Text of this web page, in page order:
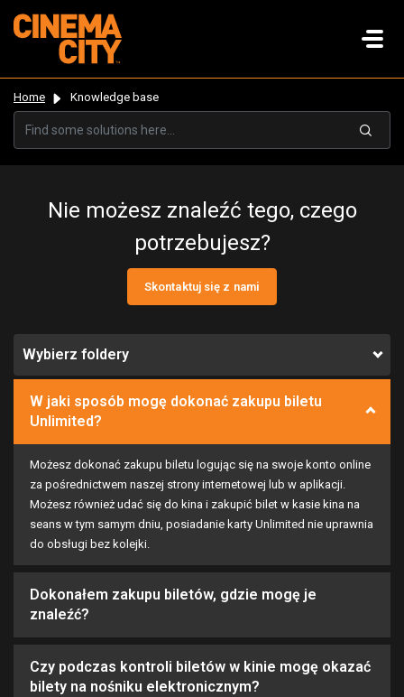
Home Knowledge base
Nie możesz znaleźć tego, czego
potrzebujesz?
Skontaktuj się z nami
Wybierz foldery
W jaki sposób mogę dokonać zakupu biletu
Unlimited?
Możesz dokonać zakupu biletu logując się na swoje konto online
za pośrednictwem naszej strony internetowej lub w aplikacji.
Możesz również udać się do kina i zakupić bilet w kasie kina na
seans w tym samym dniu, posiadanie karty Unlimited nie uprawnia
do obsługi bez kolejki.
Dokonałem zakupu biletów, gdzie mogę je
znaleźć?
Czy podczas kontroli biletów w kinie mogę okazać
bilety na nośniku elektronicznym?